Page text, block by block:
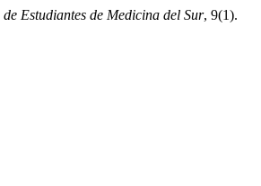
de Estudiantes de Medicina del Sur, 9(1).